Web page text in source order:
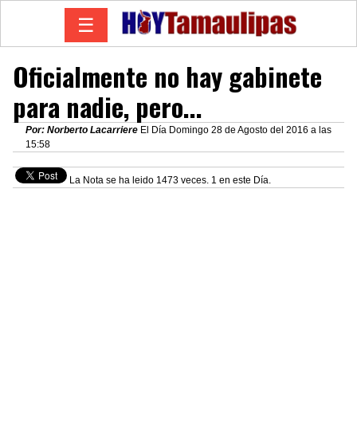
☰
Oficialmente no hay gabinete
para nadie, pero...
Por: Norberto Lacarriere El Día Domingo 28 de Agosto del 2016 a las
15:58
La Nota se ha leido 1473 veces. 1 en este Día.